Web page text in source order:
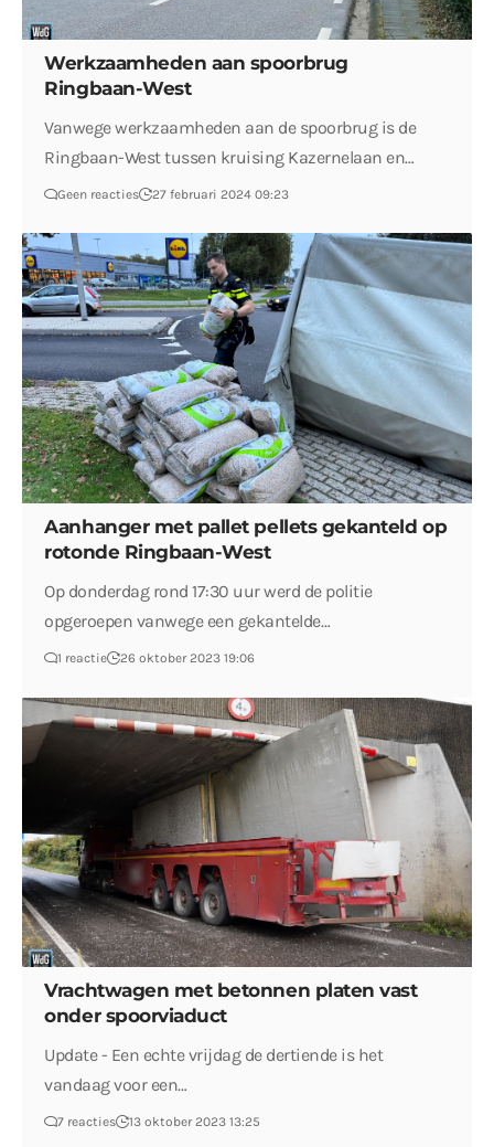
Werkzaamheden aan spoorbrug
Ringbaan-West
Vanwege werkzaamheden aan de spoorbrug is de
Ringbaan-West tussen kruising Kazernelaan en…
Geen reacties 27 februari 2024 09:23
Aanhanger met pallet pellets gekanteld op
rotonde Ringbaan-West
Op donderdag rond 17:30 uur werd de politie
opgeroepen vanwege een gekantelde…
1 reactie 26 oktober 2023 19:06
Vrachtwagen met betonnen platen vast
onder spoorviaduct
Update - Een echte vrijdag de dertiende is het
vandaag voor een…
7 reacties 13 oktober 2023 13:25